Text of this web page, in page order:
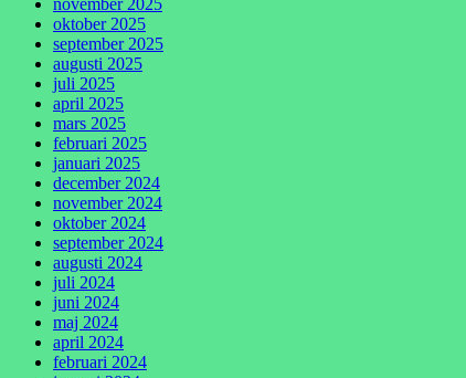
november 2025
oktober 2025
september 2025
augusti 2025
juli 2025
april 2025
mars 2025
februari 2025
januari 2025
december 2024
november 2024
oktober 2024
september 2024
augusti 2024
juli 2024
juni 2024
maj 2024
april 2024
februari 2024